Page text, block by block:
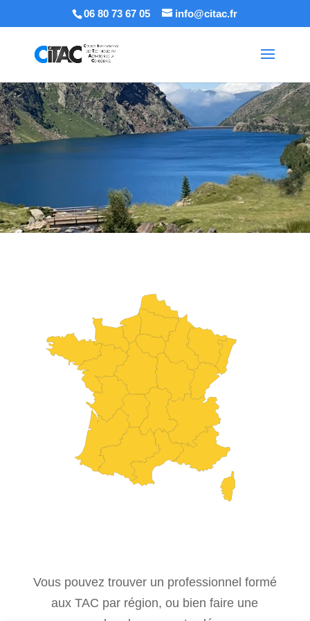
06 80 73 67 05 info@citac.fr
Vous pouvez trouver un professionnel formé
aux TAC par région, ou bien faire une